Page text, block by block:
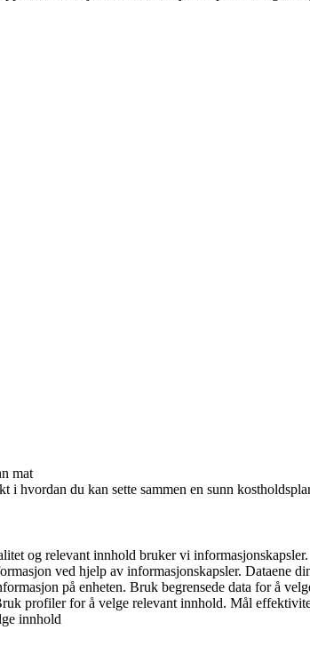
mat
i hvordan du kan sette sammen en sunn
og relevant innhold bruker vi informasjonskapsler.
ved hjelp av informasjonskapsler. Dataene
på enheten. Bruk begrensede data for å
profiler for å velge relevant innhold. Mål
innhold